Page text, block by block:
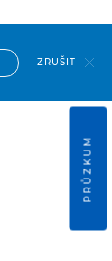
ZRUŠIT
PRŮZKUM